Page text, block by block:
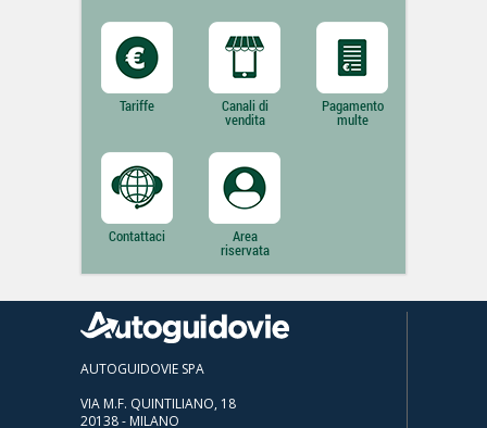
Tariffe Canali di
vendita
Pagamento
multe
Contattaci Area
riservata
AUTOGUIDOVIE SPA
VIA M.F. QUINTILIANO, 18
20138 - MILANO